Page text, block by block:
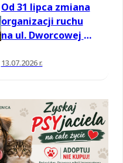
Od 31 lipca zmiana
organizacji ruchu
na ul. Dworcowej w
13.07.2026 r.